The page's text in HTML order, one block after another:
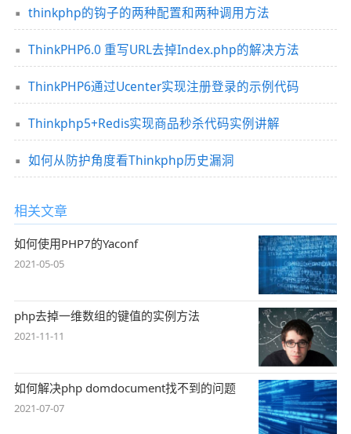
thinkphp的钩子的两种配置和两种调用方法
ThinkPHP6.0 重写URL去掉Index.php的解决方法
ThinkPHP6通过Ucenter实现注册登录的示例代码
Thinkphp5+Redis实现商品秒杀代码实例讲解
如何从防护角度看Thinkphp历史漏洞
相关文章
如何使用PHP7的Yaconf
2021-05-05
php去掉一维数组的键值的实例方法
2021-11-11
如何解决php domdocument找不到的问题
2021-07-07